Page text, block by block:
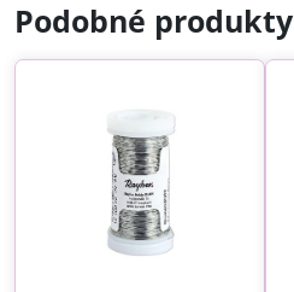
Podobné produkty